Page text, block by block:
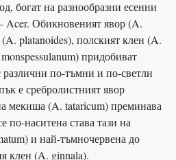
богат на разнообразни есенни
Acer. Обикновеният явор (A.
platanoides), полският клен (A.
придобиват
различни по-тъмни и по-светли
е сребролистният явор
мекиша (A. tataricum) преминава
по-наситена става тази на
и най-тъмночервена до
клен (A. ginnala).